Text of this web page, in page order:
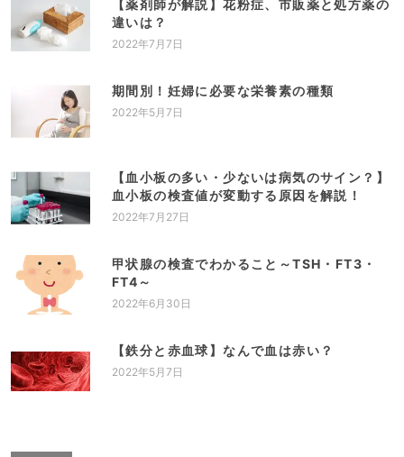
【薬剤師が解説】花粉症、市販薬と処方薬の
違いは？
2022年7月7日
期間別！妊婦に必要な栄養素の種類
2022年5月7日
【血小板の多い・少ないは病気のサイン？】
血小板の検査値が変動する原因を解説！
2022年7月27日
甲状腺の検査でわかること～TSH・FT3・
FT4～
2022年6月30日
【鉄分と赤血球】なんで血は赤い？
2022年5月7日